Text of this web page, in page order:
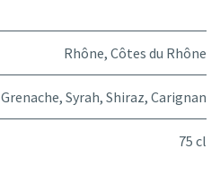
Rhône, Côtes du Rhône
Grenache, Syrah, Shiraz, Carignan
75 cl